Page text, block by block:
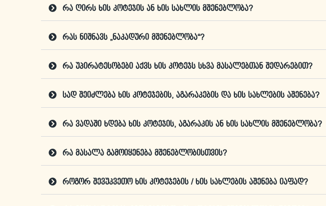
რა ღირს ხის კოტეჯის ან ხის სახლის მშენებლობა?
რას ნიშნავს „ნაკადური მშენებლობა“?
რა უპირატესობები აქვს ხის კოტეჯს სხვა მასალებთან შედარებით?
სად შეიძლება ხის კოტეჯების, აგარაკების და ხის სახლების აშენება?
რა ვადაში ხდება ხის კოტეჯის, აგარაკის ან ხის სახლის მშენებლობა?
რა მასალა გამოიყენება მშენებლობისთვის?
როგორ შევუკვეთო ხის კოტეჯების / ხის სახლების აშენება იაფად?